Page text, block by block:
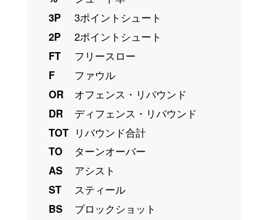
3P
3ポイントシュート
2P
2ポイントシュート
FT
フリースロー
F
ファウル
OR
オフェンス・リバウンド
DR
ディフェンス・リバウンド
TOT リバウンド合計
TO
ターンオーバー
AS
アシスト
ST
スティール
BS
ブロックショット